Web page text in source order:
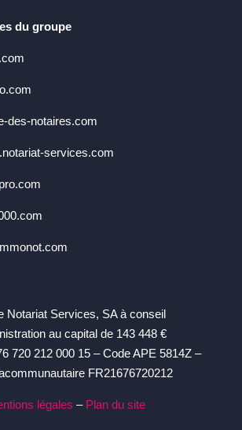
du groupe
des-notaires.com
services.com
Notariat Services, SA à conseil
au capital de 143 448 €
720 212 000 15 – Code APE 5814Z –
FR21676720212
légales – Plan du site